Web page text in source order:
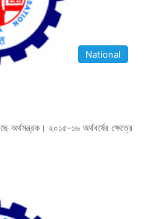
National
অর্থমন্ত্রক। ২০১৫-১৬ অর্থবর্ষের ক্ষেত্রে